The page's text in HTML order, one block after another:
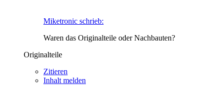
Miketronic schrieb:
Waren das Originalteile oder Nachbauten?
Originalteile
Zitieren
Inhalt melden